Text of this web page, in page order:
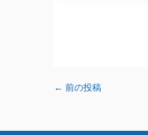
← 前の投稿